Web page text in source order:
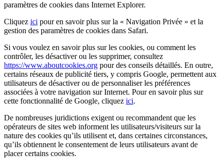
paramètres de cookies dans Internet Explorer.
Cliquez ici pour en savoir plus sur la « Navigation Privée » et la
gestion des paramètres de cookies dans Safari.
Si vous voulez en savoir plus sur les cookies, ou comment les
contrôler, les désactiver ou les supprimer, consultez
https://www.aboutcookies.org pour des conseils détaillés. En outre,
certains réseaux de publicité tiers, y compris Google, permettent aux
utilisateurs de désactiver ou de personnaliser les préférences
associées à votre navigation sur Internet. Pour en savoir plus sur
cette fonctionnalité de Google, cliquez ici.
De nombreuses juridictions exigent ou recommandent que les
opérateurs de sites web informent les utilisateurs/visiteurs sur la
nature des cookies qu’ils utilisent et, dans certaines circonstances,
qu’ils obtiennent le consentement de leurs utilisateurs avant de
placer certains cookies.